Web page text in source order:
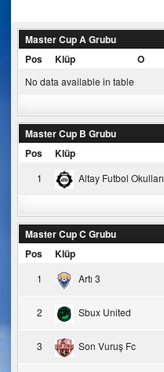
Master Cup A Grubu
Pos
Klüp O
No data available in table
Master Cup B Grubu
Pos
Klüp
1 Altay Futbol Okulları
Master Cup C Grubu
Pos
Klüp
1 Artı 3
2 Sbux United
3 Son Vuruş Fc